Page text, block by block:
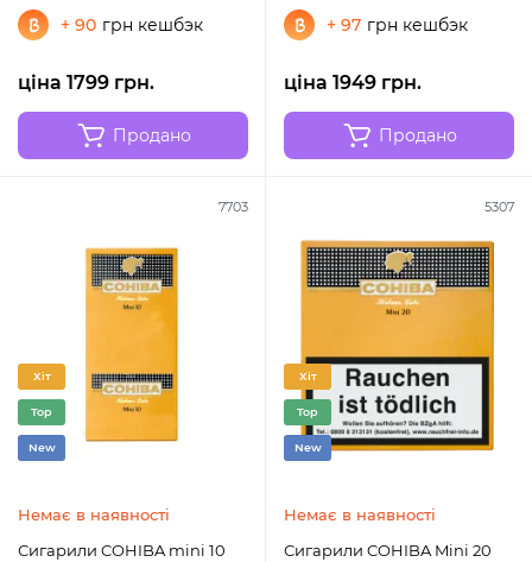
+ 90 грн кешбэк
ціна 1799 грн.
Продано
+ 97 грн кешбэк
ціна 1949 грн.
Продано
7703
Хіт
Top
New
Немає в наявності
Сигарили COHIBA mini 10
5307
Хіт
Top
New
Немає в наявності
Сигарили COHIBA Mini 20